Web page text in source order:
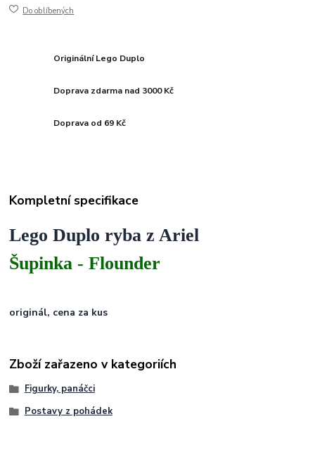
Do oblíbených
Originální Lego Duplo
Doprava zdarma nad 3000 Kč
Doprava od 69 Kč
Kompletní specifikace
Lego Duplo ryba z Ariel
Šupinka - Flounder
originál, cena za kus
Zboží zařazeno v kategoriích
Figurky, panáčci
Postavy z pohádek